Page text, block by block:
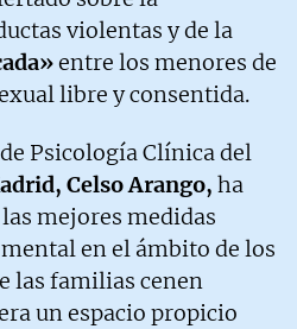
violentas y de la
entre los menores de
libre y consentida.
Psicología Clínica del
Celso Arango, ha
mejores medidas
en el ámbito de los
las familias cenen
un espacio propicio